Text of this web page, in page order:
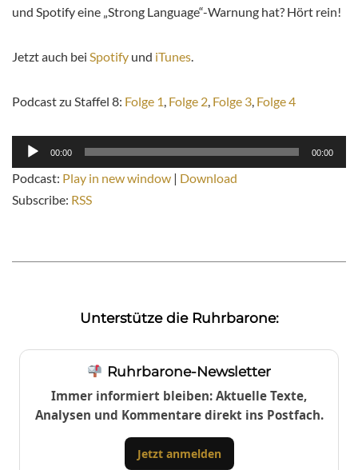
und Spotify eine „Strong Language“-Warnung hat? Hört rein!
Jetzt auch bei Spotify und iTunes.
Podcast zu Staffel 8: Folge 1, Folge 2, Folge 3, Folge 4
Audio-
Player
00:00 00:00
Podcast: Play in new window | Download
Subscribe: RSS
Unterstütze die Ruhrbarone:
Ruhrbarone-Newsletter
Immer informiert bleiben: Aktuelle Texte,
Analysen und Kommentare direkt ins Postfach.
Jetzt anmelden